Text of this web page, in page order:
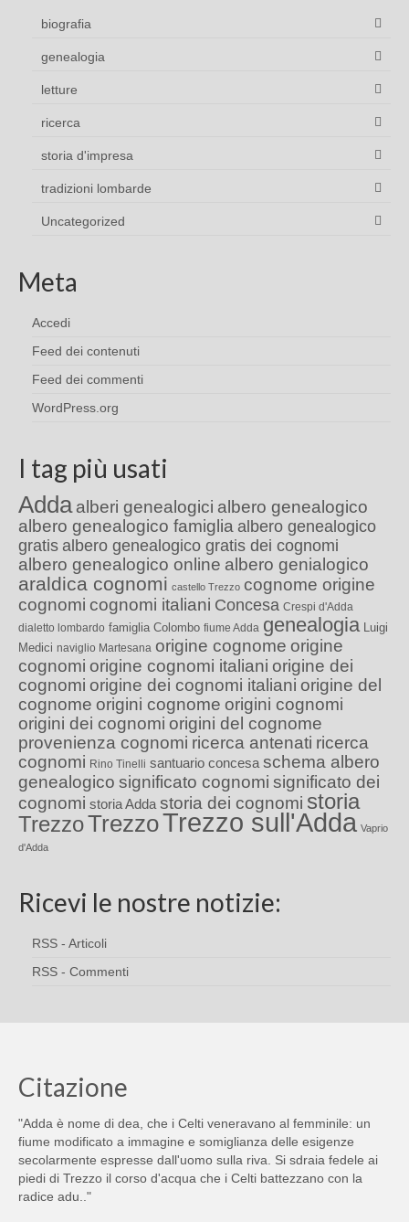
biografia
genealogia
letture
ricerca
storia d'impresa
tradizioni lombarde
Uncategorized
Meta
Accedi
Feed dei contenuti
Feed dei commenti
WordPress.org
I tag più usati
Adda alberi genealogici albero genealogico
albero genealogico famiglia albero genealogico
gratis albero genealogico gratis dei cognomi
albero genealogico online albero genialogico
araldica cognomi castello Trezzo cognome origine
cognomi cognomi italiani Concesa Crespi d'Adda
dialetto lombardo famiglia Colombo fiume Adda genealogia Luigi
Medici naviglio Martesana origine cognome origine
cognomi origine cognomi italiani origine dei
cognomi origine dei cognomi italiani origine del
cognome origini cognome origini cognomi
origini dei cognomi origini del cognome
provenienza cognomi ricerca antenati ricerca
cognomi Rino Tinelli santuario concesa schema albero
genealogico significato cognomi significato dei
cognomi storia Adda storia dei cognomi storia
TrezzoTrezzoTrezzo sull'Adda Vaprio
d'Adda
Ricevi le nostre notizie:
RSS - Articoli
RSS - Commenti
Citazione
"Adda è nome di dea, che i Celti veneravano al femminile: un
fiume modificato a immagine e somiglianza delle esigenze
secolarmente espresse dall'uomo sulla riva. Si sdraia fedele ai
piedi di Trezzo il corso d'acqua che i Celti battezzano con la
radice adu.."